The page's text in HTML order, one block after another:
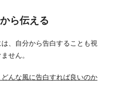
ら伝える
、自分から告白することも視
せん。
んな風に告白すれば良いのか